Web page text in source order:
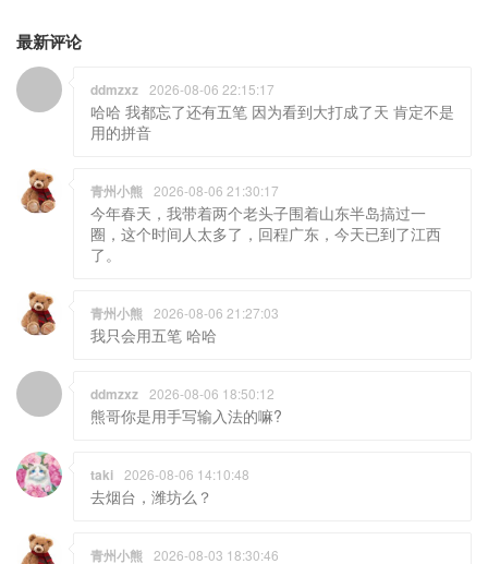
最新评论
ddmzxz 2026-08-06 22:15:17
哈哈 我都忘了还有五笔 因为看到大打成了天 肯定不是
用的拼音
青州小熊 2026-08-06 21:30:17
今年春天，我带着两个老头子围着山东半岛搞过一
圈，这个时间人太多了，回程广东，今天已到了江西
了。
青州小熊 2026-08-06 21:27:03
我只会用五笔 哈哈
ddmzxz 2026-08-06 18:50:12
熊哥你是用手写输入法的嘛?
taki 2026-08-06 14:10:48
去烟台，潍坊么？
青州小熊 2026-08-03 18:30:46